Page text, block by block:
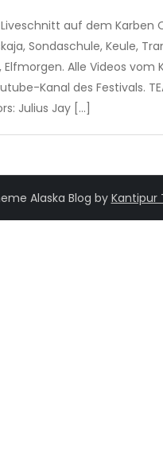
auf dem Karben
Sondaschule, Keule,
Alle Videos vom
Kanal des Festivals.
Julius Jay […]
Alaska Blog byKantipur